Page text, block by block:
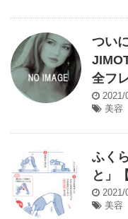
つい
全フ
2021/
美容
ふく
と」
2021/
美容